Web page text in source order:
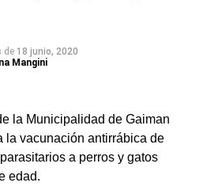
de 18 junio, 2020
Mangini
la Municipalidad de Gaiman
la vacunación antirrábica de
a perros y gatos
edad.